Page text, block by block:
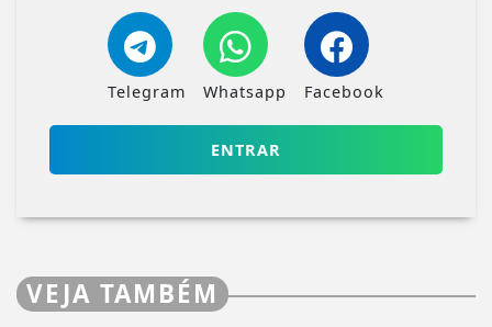
Telegram Whatsapp Facebook
ENTRAR
VEJA TAMBÉM